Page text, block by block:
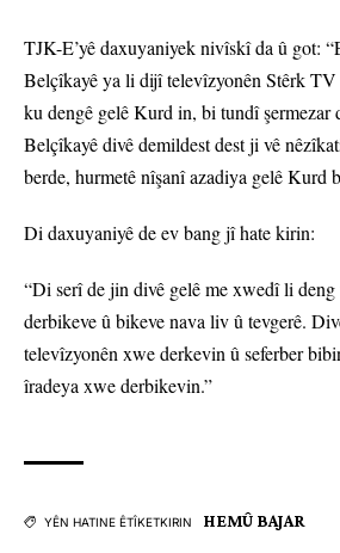
TJK-E’yê daxuyaniyek nivîskî da û got:
Belçîkayê ya li dijî televîzyonên Stêrk
ku dengê gelê Kurd in, bi tundî şermezar
Belçîkayê divê demildest dest ji vê
berde, hurmetê nîşanî azadiya gelê Kurd
Di daxuyaniyê de ev bang jî hate kirin:
“Di serî de jin divê gelê me xwedî li
derbikeve û bikeve nava liv û tevgerê.
televîzyonên xwe derkevin û seferber
îradeya xwe derbikevin.”
YÊN HATINE ÊTÎKETKIRIN HEMÛ BAJAR